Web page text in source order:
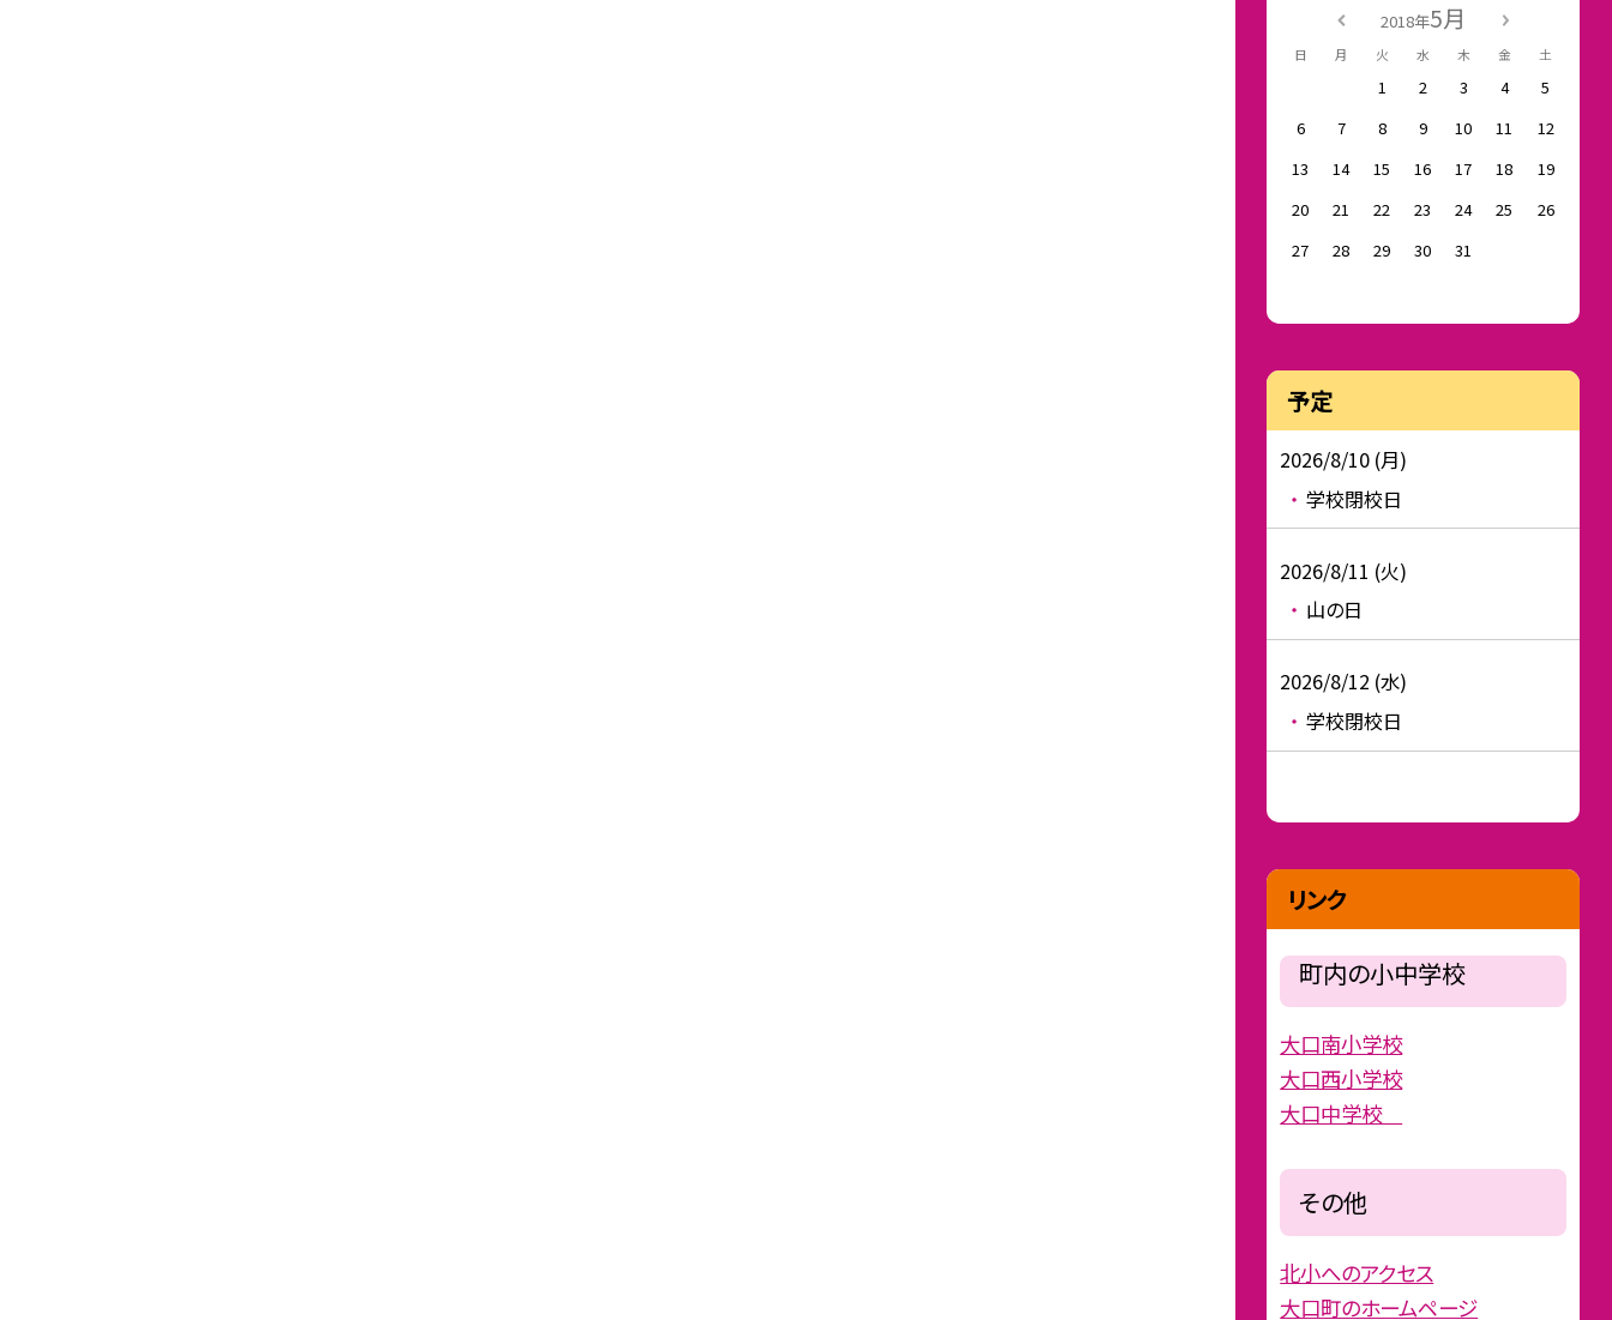
2018年5月
日 月 火 水 木 金 土
1 2 3 4
5
6
7 8 9 10 11
12
13
14 15 16 17 18
19
20
21 22 23 24 25
26
27
28 29 30 31
予定
2026/8/10 (月)
学校閉校日
2026/8/11 (火)
山の日
2026/8/12 (水)
学校閉校日
リンク
町内の小中学校
大口南小学校
大口西小学校
大口中学校
その他
北小へのアクセス
大口町のホームページ